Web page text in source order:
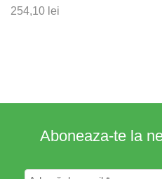
254,10 lei
Aboneaza-te la